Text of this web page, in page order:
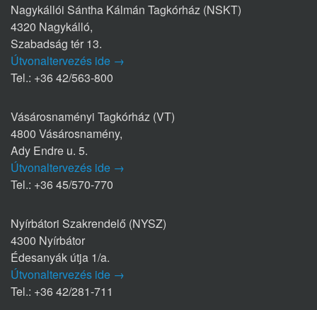
Nagykállói Sántha Kálmán Tagkórház (NSKT)
4320 Nagykálló,
Szabadság tér 13.
Útvonaltervezés ide →
Tel.: +36 42/563-800
Vásárosnaményi Tagkórház (VT)
4800 Vásárosnamény,
Ady Endre u. 5.
Útvonaltervezés ide →
Tel.: +36 45/570-770
Nyírbátori Szakrendelő (NYSZ)
4300 Nyírbátor
Édesanyák útja 1/a.
Útvonaltervezés ide →
Tel.: +36 42/281-711